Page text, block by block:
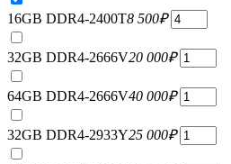
16GB DDR4-2400T8 500₽
32GB DDR4-2666V20 000₽
64GB DDR4-2666V40 000₽
32GB DDR4-2933Y25 000₽